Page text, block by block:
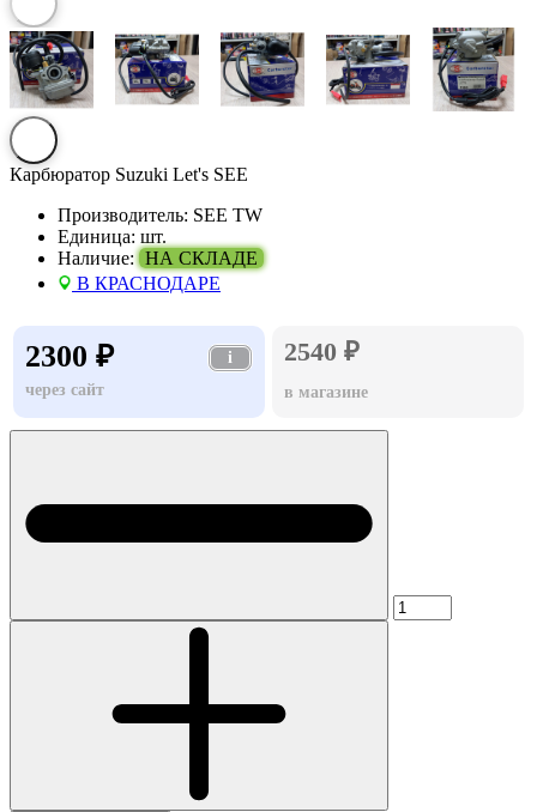
Карбюратор Suzuki Let's SEE
Производитель: SEE TW
Единица: шт.
Наличие: НА СКЛАДЕ
В КРАСНОДАРЕ
2300 ₽
i
через сайт
2540 ₽
в магазине